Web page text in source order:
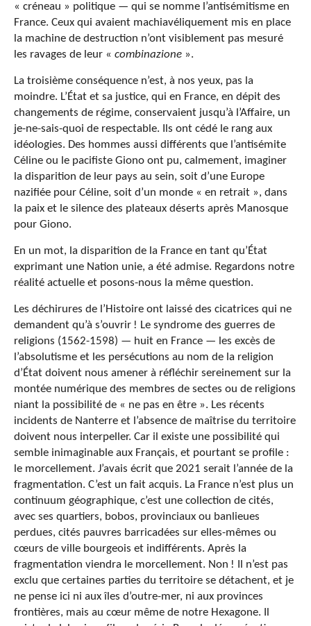
« créneau » politique — qui se nomme l’antisémitisme en
France. Ceux qui avaient machiavéliquement mis en place
la machine de destruction n’ont visiblement pas mesuré
les ravages de leur « combinazione ».
La troisième conséquence n’est, à nos yeux, pas la
moindre. L’État et sa justice, qui en France, en dépit des
changements de régime, conservaient jusqu’à l’Affaire, un
je-ne-sais-quoi de respectable. Ils ont cédé le rang aux
idéologies. Des hommes aussi différents que l’antisémite
Céline ou le pacifiste Giono ont pu, calmement, imaginer
la disparition de leur pays au sein, soit d’une Europe
nazifiée pour Céline, soit d’un monde « en retrait », dans
la paix et le silence des plateaux déserts après Manosque
pour Giono.
En un mot, la disparition de la France en tant qu’État
exprimant une Nation unie, a été admise. Regardons notre
réalité actuelle et posons-nous la même question.
Les déchirures de l’Histoire ont laissé des cicatrices qui ne
demandent qu’à s’ouvrir ! Le syndrome des guerres de
religions (1562-1598) — huit en France — les excès de
l’absolutisme et les persécutions au nom de la religion
d’État doivent nous amener à réfléchir sereinement sur la
montée numérique des membres de sectes ou de religions
niant la possibilité de « ne pas en être ». Les récents
incidents de Nanterre et l’absence de maîtrise du territoire
doivent nous interpeller. Car il existe une possibilité qui
semble inimaginable aux Français, et pourtant se profile :
le morcellement. J’avais écrit que 2021 serait l’année de la
fragmentation. C’est un fait acquis. La France n’est plus un
continuum géographique, c’est une collection de cités,
avec ses quartiers, bobos, provinciaux ou banlieues
perdues, cités pauvres barricadées sur elles-mêmes ou
cœurs de ville bourgeois et indifférents. Après la
fragmentation viendra le morcellement. Non ! Il n’est pas
exclu que certaines parties du territoire se détachent, et je
ne pense ici ni aux îles d’outre-mer, ni aux provinces
frontières, mais au cœur même de notre Hexagone. Il